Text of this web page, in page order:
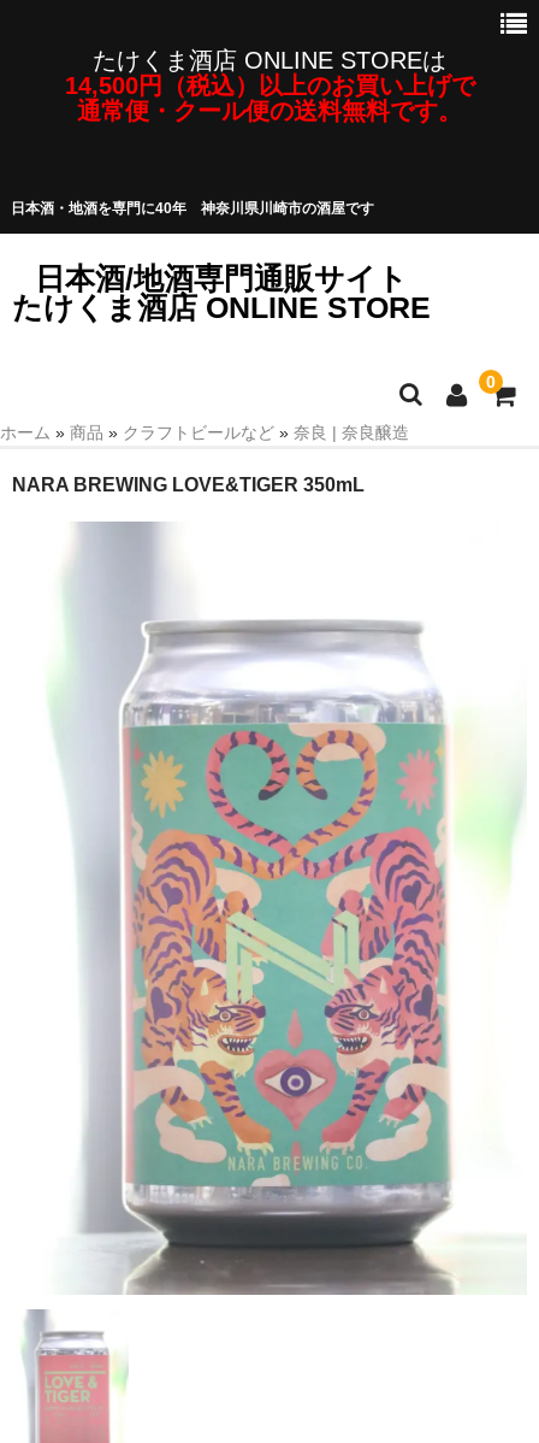
たけくま酒店 ONLINE STOREは
14,500円（税込）以上のお買い上げで
通常便・クール便の送料無料です。
日本酒・地酒を専門に40年 神奈川県川崎市の酒屋です
日本酒/地酒専門通販サイト
たけくま酒店 ONLINE STORE
0
和リキュール・梅酒
おつまみなど
ホーム » 商品 » クラフトビールなど » 奈良 | 奈良醸造
NARA BREWING LOVE&TIGER 350mL